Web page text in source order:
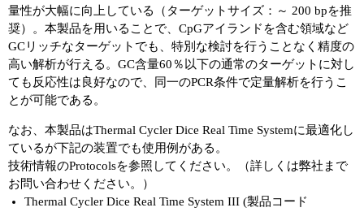
量性が大幅に向上している（ターゲットサイズ：～ 200 bpを推
奨）。本製品を用いることで、CpGアイランドを含む領域など
GCリッチなターゲットでも、特別な検討を行うことなく精度の
高い解析が行える。GC含量60％以下の通常のターゲットに対し
ても反応性は良好なので、同一のPCR条件で定量解析を行うこ
とが可能である。
なお、本製品はThermal Cycler Dice Real Time Systemに最適化し
ているが下記の装置でも使用例がある。
技術情報のProtocolsを参照してください。（詳しくは弊社まで
お問い合わせください。）
Thermal Cycler Dice Real Time System III (製品コード